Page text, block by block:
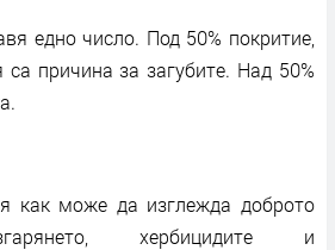
едно число. Под 50% покритие,
са причина за загубите. Над 50%
как може да изглежда доброто
хербицидите и